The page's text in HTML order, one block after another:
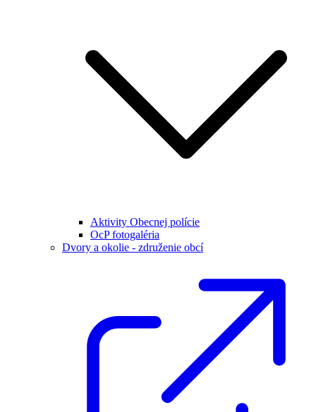
Aktivity Obecnej polície
OcP fotogaléria
Dvory a okolie - združenie obcí